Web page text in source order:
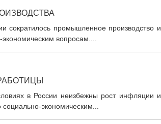
сократилось промышленное производство и
вопросам....
в России неизбежны рост инфляции и
экономическим...